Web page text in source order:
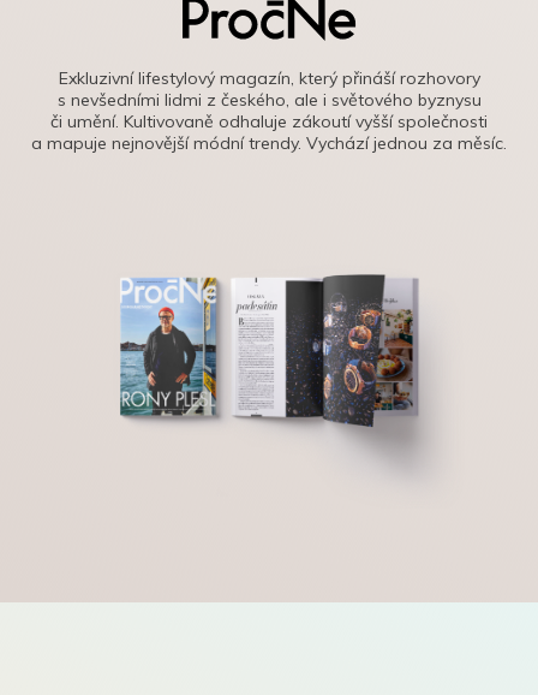
Exkluzivní lifestylový magazín, který přináší rozhovory
s nevšedními lidmi z českého, ale i světového byznysu
či umění. Kultivovaně odhaluje zákoutí vyšší společnosti
a mapuje nejnovější módní trendy. Vychází jednou za měsíc.